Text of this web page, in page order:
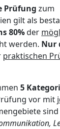
Prüfung zum
gilt als
80%der
werden. Nur
praktischen
5
vor mit
sind